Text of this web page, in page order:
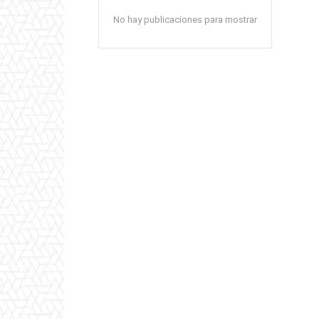
No hay publicaciones para mostrar